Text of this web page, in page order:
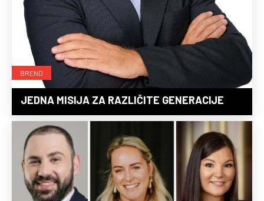
BREND
JEDNA MISIJA ZA RAZLIČITE GENERACIJE